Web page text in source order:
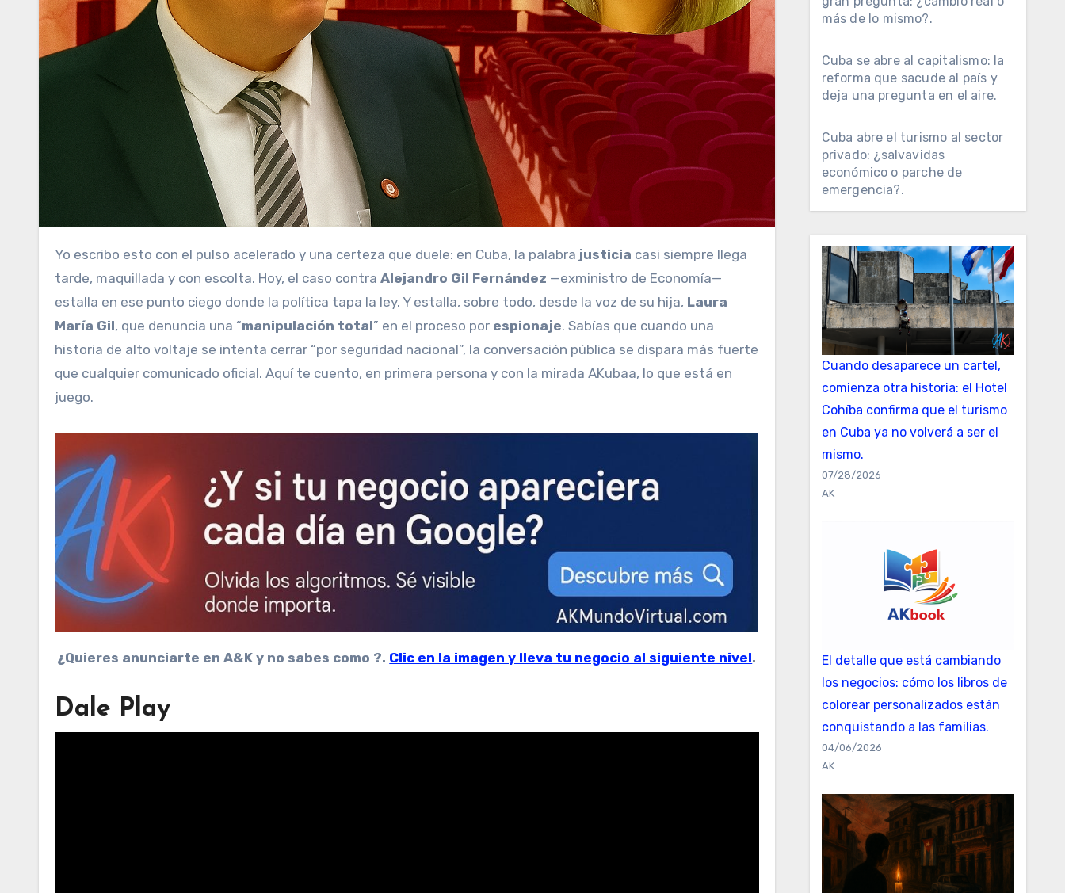
Yo escribo esto con el pulso acelerado y una certeza que duele: en Cuba, la palabra justicia casi siempre llega
tarde, maquillada y con escolta. Hoy, el caso contra Alejandro Gil Fernández —exministro de Economía—
estalla en ese punto ciego donde la política tapa la ley. Y estalla, sobre todo, desde la voz de su hija, Laura
María Gil, que denuncia una “manipulación total” en el proceso por espionaje. Sabías que cuando una
historia de alto voltaje se intenta cerrar “por seguridad nacional”, la conversación pública se dispara más fuerte
que cualquier comunicado oficial. Aquí te cuento, en primera persona y con la mirada AKubaa, lo que está en
juego.
¿Quieres anunciarte en A&K y no sabes como ?. Clic en la imagen y lleva tu negocio al siguiente nivel.
Dale Play
más de lo mismo?.
Cuba se abre al capitalismo: la
reforma que sacude al país y
deja una pregunta en el aire.
Cuba abre el turismo al sector
privado: ¿salvavidas
económico o parche de
emergencia?.
Cuando desaparece un cartel,
comienza otra historia: el Hotel
Cohíba confirma que el turismo
en Cuba ya no volverá a ser el
mismo.
07/28/2026
AK
El detalle que está cambiando
los negocios: cómo los libros de
colorear personalizados están
conquistando a las familias.
04/06/2026
AK